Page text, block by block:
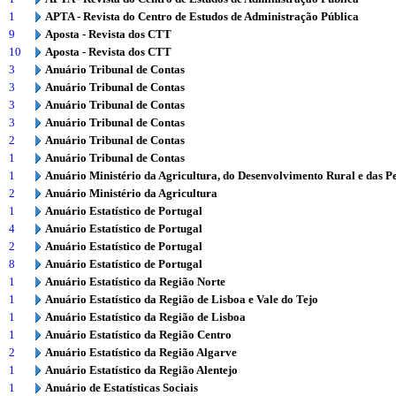
1
APTA - Revista do Centro de Estudos de Administração Pública
9
Aposta - Revista dos CTT
10
Aposta - Revista dos CTT
3
Anuário Tribunal de Contas
3
Anuário Tribunal de Contas
3
Anuário Tribunal de Contas
3
Anuário Tribunal de Contas
2
Anuário Tribunal de Contas
1
Anuário Tribunal de Contas
1
Anuário Ministério da Agricultura, do Desenvolvimento Rural e das
2
Anuário Ministério da Agricultura
1
Anuário Estatístico de Portugal
4
Anuário Estatístico de Portugal
2
Anuário Estatístico de Portugal
8
Anuário Estatístico de Portugal
1
Anuário Estatístico da Região Norte
1
Anuário Estatístico da Região de Lisboa e Vale do Tejo
1
Anuário Estatístico da Região de Lisboa
1
Anuário Estatístico da Região Centro
2
Anuário Estatístico da Região Algarve
1
Anuário Estatístico da Região Alentejo
1
Anuário de Estatísticas Sociais